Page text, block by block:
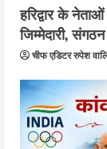
हरिद्वार के
जिम्मेदारी,
चीफ एडिटर रुपेश